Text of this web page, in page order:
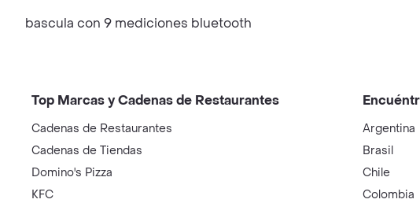
bascula con 9 mediciones bluetooth
Top Marcas y Cadenas de Restaurantes
Cadenas de Restaurantes
Cadenas de Tiendas
Domino's Pizza
KFC
Argentina
Brasil
Chile
Colombia